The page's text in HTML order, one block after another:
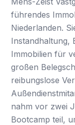
führendes
Niederlanden.
Instandhaltung,
Immobilien für
großen
reibungslose
nahm vor zwei
Bootcamp teil,